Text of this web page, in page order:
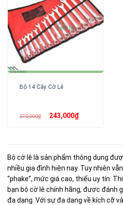
Bộ 14 Cây Cờ Lê
270,000₫ Giá
gốc243,000₫Giá
hiện
Bộ cờ lê là sản phẩm thông dụng
nhiều gia đình hiện nay. Tuy nhiên
“phake”, mức giá cao, thiếu uy tín.
bạn bộ cờ lê chính hãng, được đánh
đa dạng. Với sự đa dạng về kích cỡ